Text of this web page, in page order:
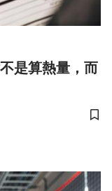
是算熱量，而
儲